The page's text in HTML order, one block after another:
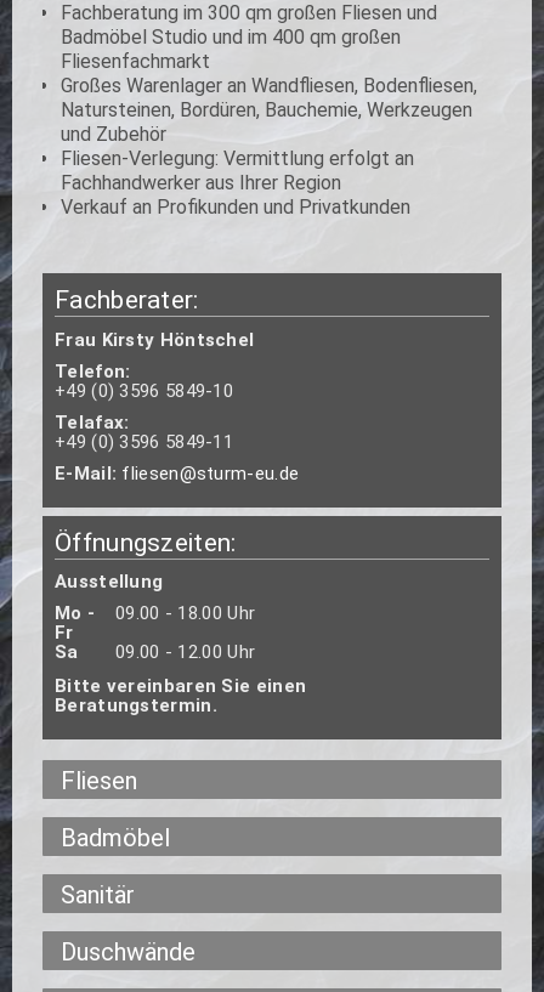
Fachberatung im 300 qm großen Fliesen und
Badmöbel Studio und im 400 qm großen
Fliesenfachmarkt
Großes Warenlager an Wandfliesen, Bodenfliesen,
Natursteinen, Bordüren, Bauchemie, Werkzeugen
und Zubehör
Fliesen-Verlegung: Vermittlung erfolgt an
Fachhandwerker aus Ihrer Region
Verkauf an Profikunden und Privatkunden
Fachberater:
Frau Kirsty Höntschel
Telefon:
+49 (0) 3596 5849-10
Telafax:
+49 (0) 3596 5849-11
E-Mail: fliesen@sturm-eu.de
Öffnungszeiten:
Ausstellung
Mo -
Fr
09.00 - 18.00 Uhr
Sa
09.00 - 12.00 Uhr
Bitte vereinbaren Sie einen
Beratungstermin.
Fliesen
Badmöbel
Sanitär
Duschwände